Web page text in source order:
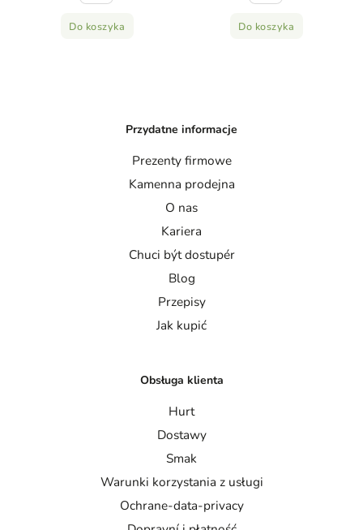
Do koszyka Do koszyka
Przydatne informacje
Prezenty firmowe
Kamenna prodejna
O nas
Kariera
Chuci být dostupér
Blog
Przepisy
Jak kupić
Obsługa klienta
Hurt
Dostawy
Smak
Warunki korzystania z usługi
Ochrane-data-privacy